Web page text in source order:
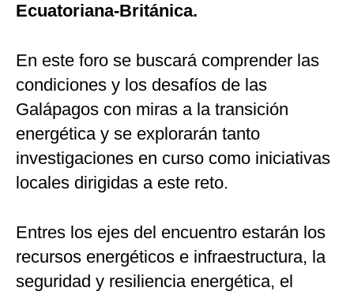
Ecuatoriana-Británica.
En este foro se buscará comprender las
condiciones y los desafíos de las
Galápagos con miras a la transición
energética y se explorarán tanto
investigaciones en curso como iniciativas
locales dirigidas a este reto.
Entres los ejes del encuentro estarán los
recursos energéticos e infraestructura, la
seguridad y resiliencia energética, el